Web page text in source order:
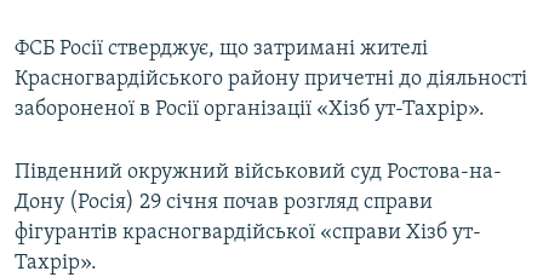
ФСБ Росії стверджує, що затримані жителі
Красногвардійського району причетні до діяльності
забороненої в Росії організації «Хізб ут-Тахрір».
Південний окружний військовий суд Ростова-на-
Дону (Росія) 29 січня почав розгляд справи
фігурантів красногвардійської «справи Хізб ут-
Тахрір».